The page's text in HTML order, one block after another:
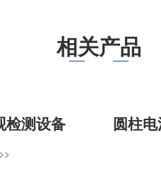
相关产品
检测设备 圆柱